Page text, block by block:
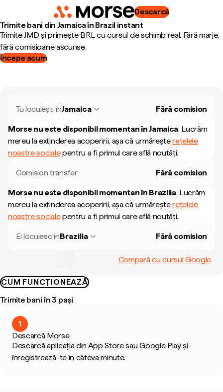
Descarcă
Trimite bani din Jamaica în Brazil instant
Trimite JMD și primește BRL cu cursul de schimb real. Fără marje,
fără comisioane ascunse.
Începe acum
Tu locuiești înJamaica Fără comision
Morse nu este disponibil momentan în Jamaica. Lucrăm
mereu la extinderea acoperirii, așa că urmăreșterețelele
noastre socialepentru a fi primul care află noutăți.
Comision transfer Fără comision
Morse nu este disponibil momentan în Brazilia. Lucrăm
mereu la extinderea acoperirii, așa că urmăreșterețelele
noastre socialepentru a fi primul care află noutăți.
Ei locuiesc înBrazilia Fără comision
Compară cu cursul Google
CUM FUNCȚIONEAZĂ
Trimite bani în 3 pași
1
Descarcă Morse
Descarcă aplicația din App Store sau Google Play și
înregistrează-te în câteva minute.